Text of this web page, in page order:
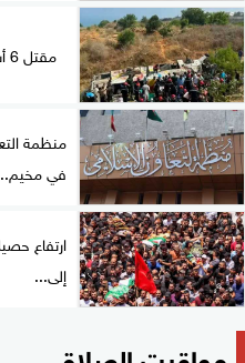
مقتل 6 أشخاص وإصابة 22 في انقلاب حافلة...
منظمة
في
ارتفاع
إلى...